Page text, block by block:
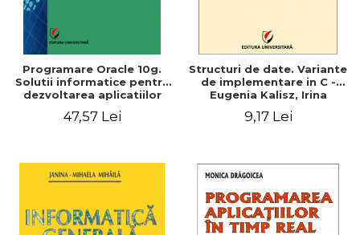
Programare Oracle 10g.
Solutii informatice pentru
dezvoltarea aplicatiilor
PL/SQL si ORACLE
47,57 Lei
Structuri de date. Variante
de implementare in C -
Eugenia Kalisz, Irina
9,17 Lei